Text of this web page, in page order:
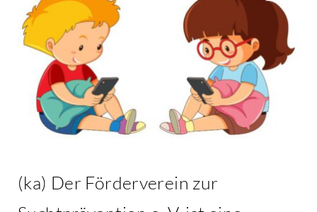
(ka) Der Förderverein zur